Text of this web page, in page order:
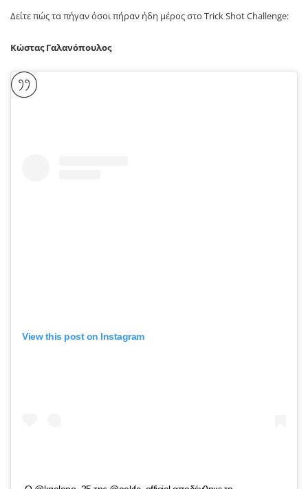
Δείτε πώς τα πήγαν όσοι πήραν ήδη μέρος στο Trick Shot Challenge:
Κώστας Γαλανόπουλος
View this post on Instagram